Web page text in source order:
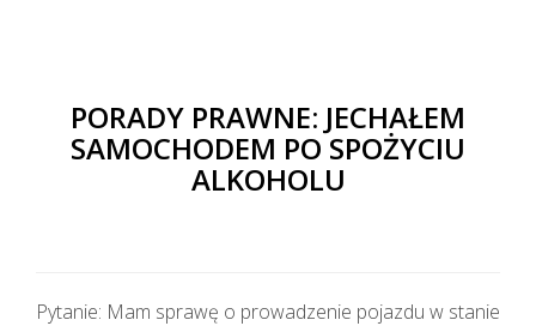
PORADY PRAWNE: JECHAŁEM
SAMOCHODEM PO SPOŻYCIU
ALKOHOLU
Pytanie: Mam sprawę o prowadzenie pojazdu w stanie